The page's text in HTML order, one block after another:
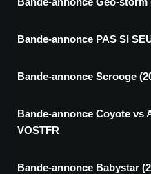
Bande-annonce PAS SI
Bande-annonce Scrooge
Bande-annonce Coyote vs
VOSTFR
Bande-annonce Babystar